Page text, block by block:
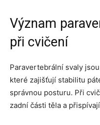
Význam
při cvičení
Paravertebrální svaly
které zajišťují stabilitu
správnou posturu. Při
zadní části těla a